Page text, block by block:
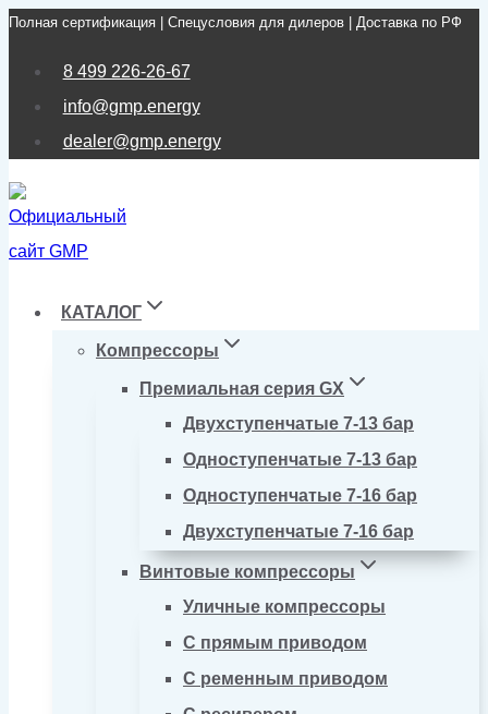
Перейти
Полная сертификация | Спецусловия для дилеров | Доставка по РФ
8 499 226-26-67
info@gmp.energy
dealer@gmp.energy
КАТАЛОГ
Компрессоры
Премиальная серия GX
Двухступенчатые 7-13 бар
Одноступенчатые 7-13 бар
Одноступенчатые 7-16 бар
Двухступенчатые 7-16 бар
Винтовые компрессоры
Уличные компрессоры
С прямым приводом
С ременным приводом